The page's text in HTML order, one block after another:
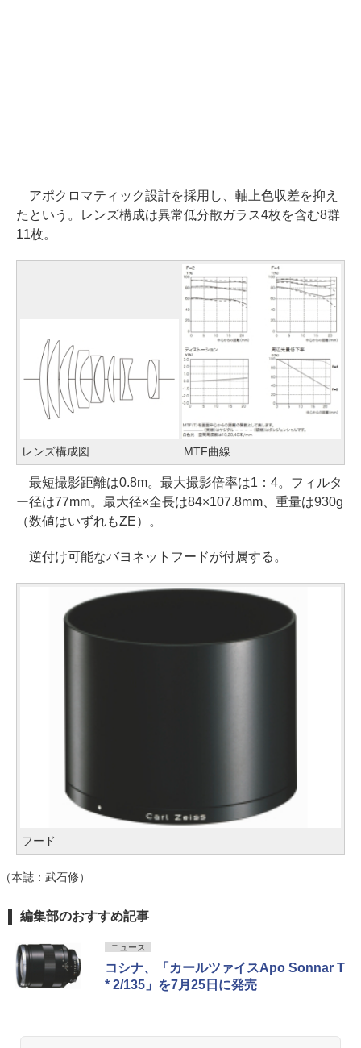
アポクロマティック設計を採用し、軸上色収差を抑え
たという。レンズ構成は異常低分散ガラス4枚を含む8群
11枚。
レンズ構成図 MTF曲線
最短撮影距離は0.8m。最大撮影倍率は1：4。フィルタ
ー径は77mm。最大径×全長は84×107.8mm、重量は930g
（数値はいずれもZE）。
逆付け可能なバヨネットフードが付属する。
フード
（本誌：武石修）
編集部のおすすめ記事
ニュース
コシナ、「カールツァイスApo Sonnar T
* 2/135」を7月25日に発売